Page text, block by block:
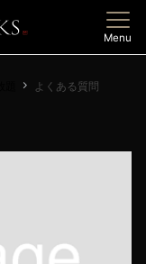
Menu
よくある質問